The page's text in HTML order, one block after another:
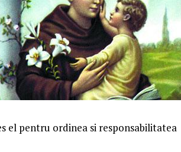
el pentru ordinea si responsabilitatea